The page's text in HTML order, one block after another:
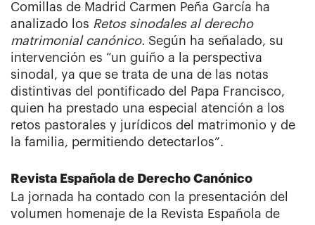
Comillas de Madrid Carmen Peña García ha
analizado los Retos sinodales al derecho
matrimonial canónico. Según ha señalado, su
intervención es “un guiño a la perspectiva
sinodal, ya que se trata de una de las notas
distintivas del pontificado del Papa Francisco,
quien ha prestado una especial atención a los
retos pastorales y jurídicos del matrimonio y de
la familia, permitiendo detectarlos”.
Revista Española de Derecho Canónico
La jornada ha contado con la presentación del
volumen homenaje de la Revista Española de